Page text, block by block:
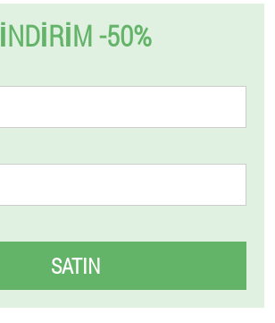
İNDIRIM -50%
SATIN